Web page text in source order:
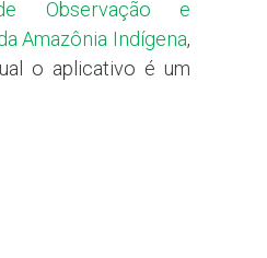
Observação e
Amazônia Indígena,
o aplicativo é um